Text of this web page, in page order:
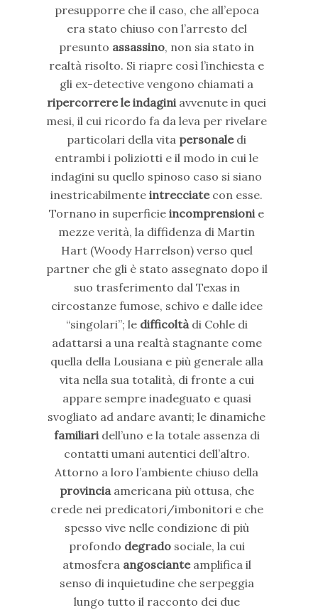
presupporre che il caso, che all’epoca
era stato chiuso con l’arresto del
presunto assassino, non sia stato in
realtà risolto. Si riapre così l’inchiesta e
gli ex-detective vengono chiamati a
ripercorrere le indaginiavvenute in quei
mesi, il cui ricordo fa da leva per rivelare
particolari della vita personale di
entrambi i poliziotti e il modo in cui le
indagini su quello spinoso caso si siano
inestricabilmenteintrecciatecon esse.
Tornano in superficie incomprensionie
mezze verità, la diffidenza di Martin
Hart (Woody Harrelson) verso quel
partner che gli è stato assegnato dopo il
suo trasferimento dal Texas in
circostanze fumose, schivo e dalle idee
“singolari”; le difficoltàdi Cohle di
adattarsi a una realtà stagnante come
quella della Lousiana e più generale alla
vita nella sua totalità, di fronte a cui
appare sempre inadeguato e quasi
svogliato ad andare avanti; le dinamiche
familiaridell’uno e la totale assenza di
contatti umani autentici dell’altro.
Attorno a loro l’ambiente chiuso della
provinciaamericana più ottusa, che
crede nei predicatori/imbonitori e che
spesso vive nelle condizione di più
profondo degradosociale, la cui
atmosfera angoscianteamplifica il
senso di inquietudine che serpeggia
lungo tutto il racconto dei due